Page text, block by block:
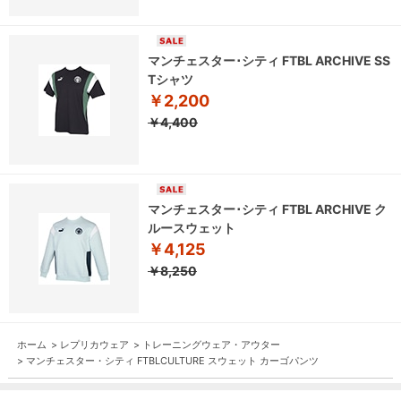
マンチェスター･シティ FTBL ARCHIVE SS
Tシャツ
￥2,200
￥4,400
マンチェスター･シティ FTBL ARCHIVE ク
ルースウェット
￥4,125
￥8,250
ホーム > レプリカウェア > トレーニングウェア・アウター
> マンチェスター・シティ FTBLCULTURE スウェット カーゴパンツ